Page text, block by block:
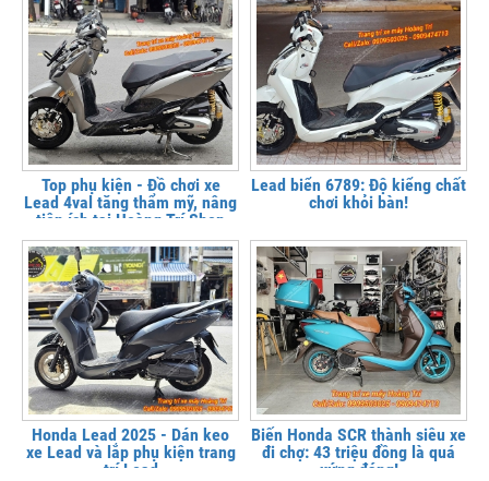
Top phụ kiện - Đồ chơi xe
Lead 4val tăng thẩm mỹ, nâng
tiện ích tại Hoàng Trí Shop
Lead biển 6789: Độ kiểng chất
chơi khỏi bàn!
Honda Lead 2025 - Dán keo
xe Lead và lắp phụ kiện trang
trí Lead
Biến Honda SCR thành siêu xe
đi chợ: 43 triệu đồng là quá
xứng đáng!